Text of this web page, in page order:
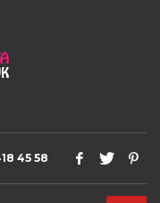
45 58